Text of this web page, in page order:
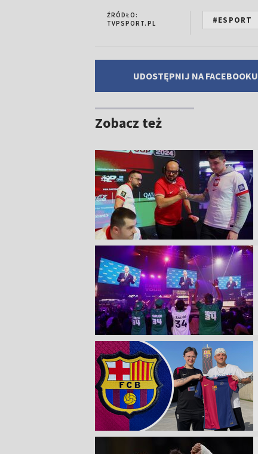
ŹRÓDŁO:
TVPSPORT.PL
#ESPORT
UDOSTĘPNIJ NA FACEBOOKU
Zobacz też